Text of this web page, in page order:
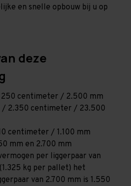
en snelle opbouw bij u op
deze
centimeter / 2.500 mm
/ 2.350 centimeter / 23.500
centimeter / 1.100 mm
mm en 2.700 mm
per liggerpaar van
kg per pallet) het
van 2.700 mm is 1.550